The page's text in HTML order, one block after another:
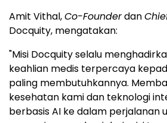
Amit Vithal,Co-Founderdan
Docquity, mengatakan:
"Misi Docquity selalu
keahlian medis terpercaya
paling membutuhkannya.
kesehatan kami dan teknologi
berbasis AI ke dalam perjalanan